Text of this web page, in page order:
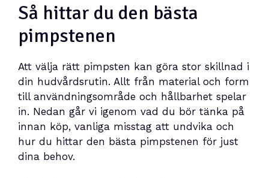
Så hittar du den bästa
pimpstenen
Att välja rätt pimpsten kan göra stor skillnad i
din hudvårdsrutin. Allt från material och form
till användningsområde och hållbarhet spelar
in. Nedan går vi igenom vad du bör tänka på
innan köp, vanliga misstag att undvika och
hur du hittar den bästa pimpstenen för just
dina behov.